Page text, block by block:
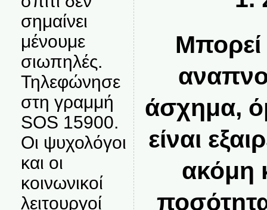
σημαίνει
μένουμε
σιωπηλές.
Τηλεφώνησε
στη γραμμή
SOS 15900.
Οι ψυχολόγοι
και οι
κοινωνικοί
λειτουργοί
Μπορεί
άσχημα,
είναι
ακόμη